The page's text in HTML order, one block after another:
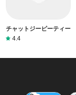
チャットジーピーティー
4.4